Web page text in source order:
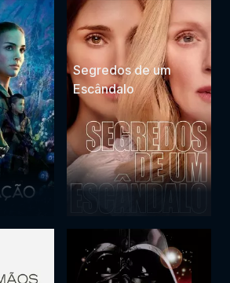
Segredos de um
Escândalo